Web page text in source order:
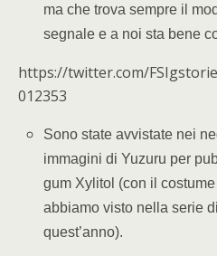
ma che trova sempre il
segnale e a noi sta bene
https://twitter.com/
012353
Sono state avvistate nei
immagini di Yuzuru per
gum Xylitol (con il
abbiamo visto nella serie
quest’anno).